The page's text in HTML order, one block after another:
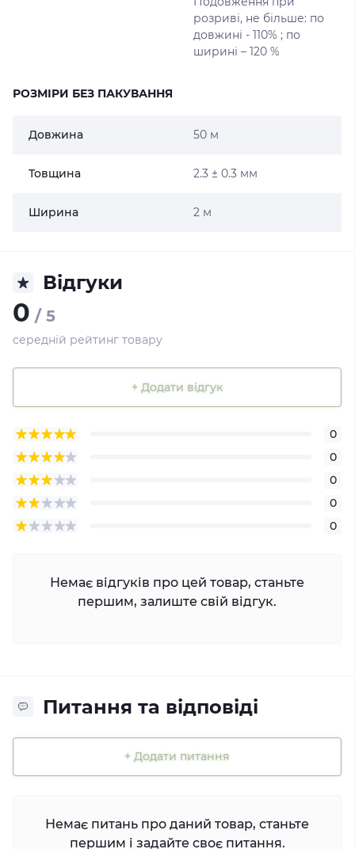
розриві, не більше: по
довжині - 110% ; по
ширині – 120 %
РОЗМІРИ БЕЗ ПАКУВАННЯ
Довжина 50 м
Товщина 2.3 ± 0.3 мм
Ширина 2 м
Відгуки
0 / 5
середній рейтинг товару
+ Додати відгук
0
0
0
0
0
Немає відгуків про цей товар, станьте
першим, залиште свій відгук.
Питання та відповіді
+ Додати питання
Немає питань про даний товар, станьте
першим і задайте своє питання.